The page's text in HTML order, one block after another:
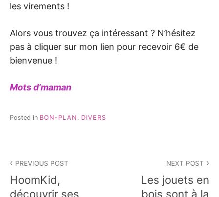
les virements !
Alors vous trouvez ça intéressant ? N’hésitez
pas à cliquer sur mon lien pour recevoir 6€ de
bienvenue !
Mots d’maman
Posted in BON-PLAN , DIVERS
de
l’article
PREVIOUS POST
HoomKid,
découvrir ses
NEXT POST
Les jouets en
bois sont à la